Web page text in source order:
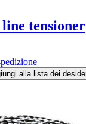
tensioner